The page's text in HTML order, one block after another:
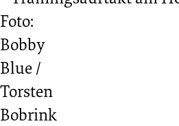
Foto:
Bobby
Blue /
Torsten
Bobrink